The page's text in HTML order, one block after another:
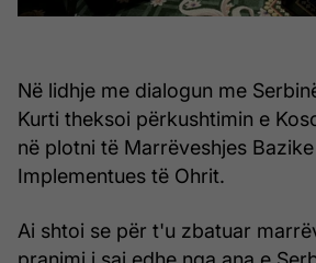
Në lidhje me dialogun me
Kurti theksoi përkushtimin e
në plotni të Marrëveshjes
Implementues të Ohrit.
Ai shtoi se për t'u zbatuar